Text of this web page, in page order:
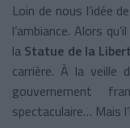
Loin de nous l’idée
l’ambiance. Alors
la Statue de la
carrière. À la veille
gouvernement
spectaculaire… Mais